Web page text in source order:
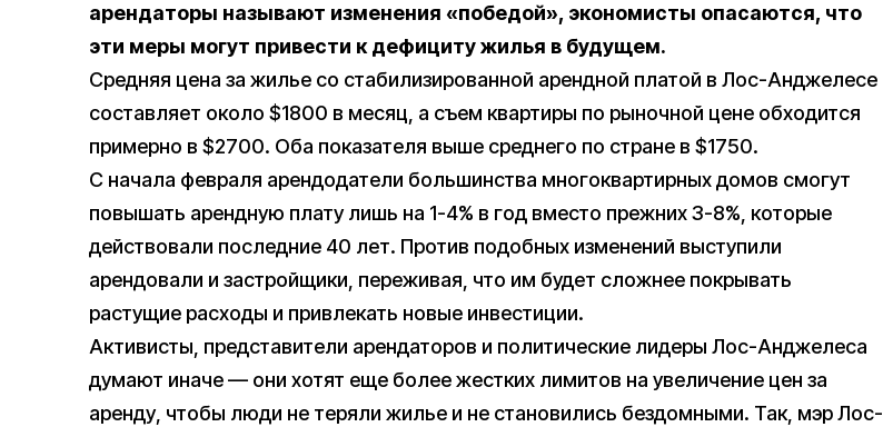
арендаторы называют изменения «победой», экономисты опасаются, что
эти меры могут привести к дефициту жилья в будущем.
Средняя цена за жилье со стабилизированной арендной платой в Лос-Анджелесе
составляет около $1800 в месяц, а съем квартиры по рыночной цене обходится
примерно в $2700. Оба показателя выше среднего по стране в $1750.
С начала февраля арендодатели большинства многоквартирных домов смогут
повышать арендную плату лишь на 1-4% в год вместо прежних 3-8%, которые
действовали последние 40 лет. Против подобных изменений выступили
арендовали и застройщики, переживая, что им будет сложнее покрывать
растущие расходы и привлекать новые инвестиции.
Активисты, представители арендаторов и политические лидеры Лос-Анджелеса
думают иначе — они хотят еще более жестких лимитов на увеличение цен за
аренду, чтобы люди не теряли жилье и не становились бездомными. Так, мэр Лос-